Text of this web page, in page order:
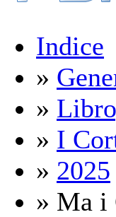
Indice
»
»
» I
» 2025
» Ma i